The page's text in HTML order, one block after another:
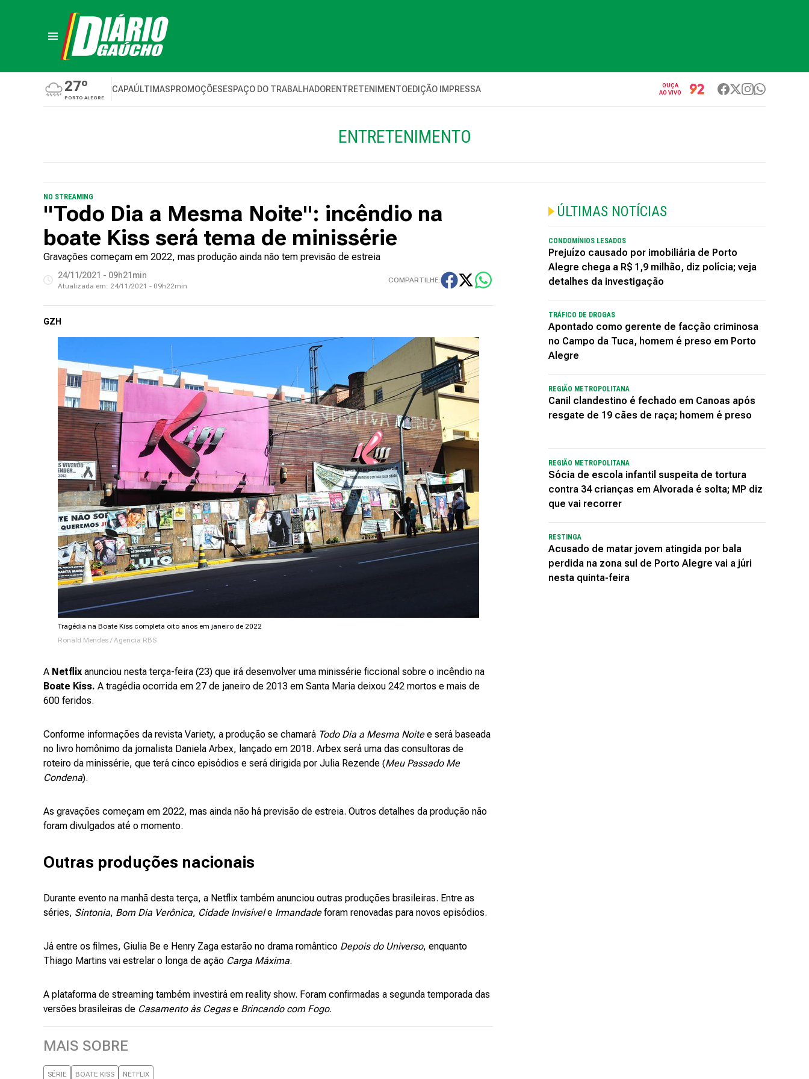
27º
PORTO ALEGRE
CAPAÚLTIMASPROMOÇÕESESPAÇO DO TRABALHADORENTRETENIMENTOEDIÇÃO IMPRESSA
OUÇA
AO VIVO
ENTRETENIMENTO
NO STREAMING
"Todo Dia a Mesma Noite": incêndio na
boate Kiss será tema de minissérie
Gravações começam em 2022, mas produção ainda não tem previsão de estreia
24/11/2021 - 09h21min
Atualizada em: 24/11/2021 - 09h22min
COMPARTILHE:
GZH
Tragédia na Boate Kiss completa oito anos em janeiro de 2022
Ronald Mendes / Agencia RBS
A Netflixanunciou nesta terça-feira (23) que irá desenvolver uma minissérie ficcional sobre o incêndio na
Boate Kiss. A tragédia ocorrida em 27 de janeiro de 2013 em Santa Maria deixou 242 mortos e mais de
600 feridos.
Conforme informações da revista Variety, a produção se chamará Todo Dia a Mesma Noitee será baseada
no livro homônimo da jornalista Daniela Arbex, lançado em 2018. Arbex será uma das consultoras de
roteiro da minissérie, que terá cinco episódios e será dirigida por Julia Rezende (Meu Passado Me
Condena).
As gravações começam em 2022, mas ainda não há previsão de estreia. Outros detalhes da produção não
foram divulgados até o momento.
Outras produções nacionais
Durante evento na manhã desta terça, a Netflix também anunciou outras produções brasileiras. Entre as
séries, Sintonia, Bom Dia Verônica, Cidade Invisívele Irmandadeforam renovadas para novos episódios.
Já entre os filmes, Giulia Be e Henry Zaga estarão no drama romântico Depois do Universo, enquanto
Thiago Martins vai estrelar o longa de ação Carga Máxima.
A plataforma de streaming também investirá em reality show. Foram confirmadas a segunda temporada das
versões brasileiras de Casamento às Cegase Brincando com Fogo.
MAIS SOBRE
SÉRIE BOATE KISS NETFLIX
ÚLTIMAS NOTÍCIAS
CONDOMÍNIOS LESADOS
Prejuízo causado por imobiliária de Porto
Alegre chega a R$ 1,9 milhão, diz polícia; veja
detalhes da investigação
TRÁFICO DE DROGAS
Apontado como gerente de facção criminosa
no Campo da Tuca, homem é preso em Porto
Alegre
REGIÃO METROPOLITANA
Canil clandestino é fechado em Canoas após
resgate de 19 cães de raça; homem é preso
REGIÃO METROPOLITANA
Sócia de escola infantil suspeita de tortura
contra 34 crianças em Alvorada é solta; MP diz
que vai recorrer
RESTINGA
Acusado de matar jovem atingida por bala
perdida na zona sul de Porto Alegre vai a júri
nesta quinta-feira